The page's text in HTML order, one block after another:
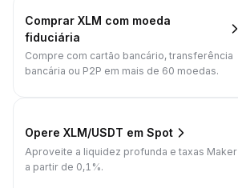
Comprar XLM com moeda
fiduciária
Compre com cartão bancário, transferência
bancária ou P2P em mais de 60 moedas.
Opere XLM/USDT em Spot
Aproveite a liquidez profunda e taxas Maker
a partir de 0,1%.